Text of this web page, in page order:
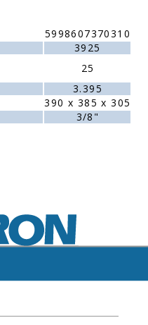
5998607370310
3925
25
3.395
390 x 385 x 305
3/8"